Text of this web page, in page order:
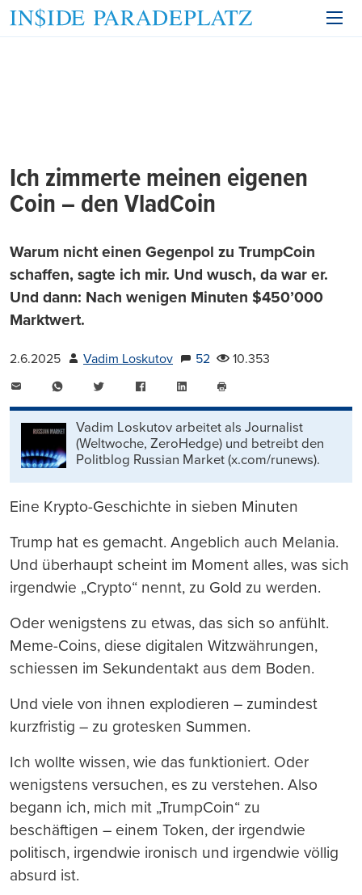
Ich zimmerte meinen eigenen
Coin – den VladCoin
Warum nicht einen Gegenpol zu TrumpCoin
schaffen, sagte ich mir. Und wusch, da war er.
Und dann: Nach wenigen Minuten $450’000
Marktwert.
2.6.2025 Vadim Loskutov 52
10.353
WhatsAppTwitter FacebookLinkedIn
drucken
Vadim Loskutov arbeitet als Journalist
(Weltwoche, ZeroHedge) und betreibt den
Politblog Russian Market (x.com/runews).
Eine Krypto-Geschichte in sieben Minuten
Trump hat es gemacht. Angeblich auch Melania.
Und überhaupt scheint im Moment alles, was sich
irgendwie „Crypto“ nennt, zu Gold zu werden.
Oder wenigstens zu etwas, das sich so anfühlt.
Meme-Coins, diese digitalen Witzwährungen,
schiessen im Sekundentakt aus dem Boden.
Und viele von ihnen explodieren – zumindest
kurzfristig – zu grotesken Summen.
Ich wollte wissen, wie das funktioniert. Oder
wenigstens versuchen, es zu verstehen. Also
begann ich, mich mit „TrumpCoin“ zu
beschäftigen – einem Token, der irgendwie
politisch, irgendwie ironisch und irgendwie völlig
absurd ist.